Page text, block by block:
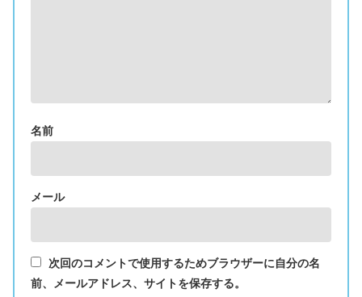
名前
メール
次回のコメントで使用するためブラウザーに自分の名
前、メールアドレス、サイトを保存する。